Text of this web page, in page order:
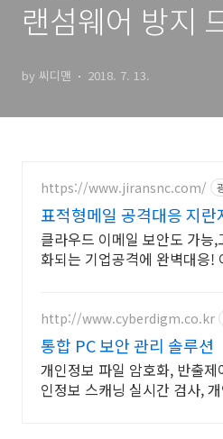
랜섬웨어 방지
by 씨디맨 2018. 7. 13.
https://www.jiransnc.com/
표적형메일 공격대응 지란
IT 보안솔루션 전문기업
클라우드 이메일 보안도 가능,
화되는 기업공격에 완벽대응!
http://www.cyberdigm.co.kr
통합 PC 보안 관리 솔루션
개인정보 파일 암호화, 반출제
인정보 스캐닝 실시간 검사,